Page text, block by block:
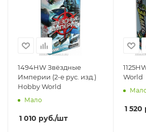
1494HW Звёздные
Империи (2-е рус. изд.)
Hobby World
Мало
1 010 руб./шт
World
1 520